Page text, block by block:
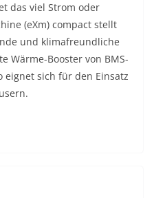
das viel Strom oder
(eXm) compact stellt
und klimafreundliche
Wärme-Booster von BMS-
eignet sich für den Einsatz